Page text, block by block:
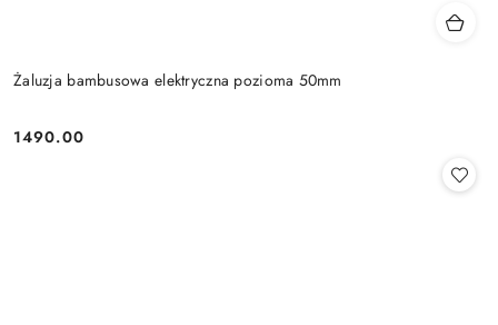
Żaluzja bambusowa elektryczna pozioma 50mm
Cena:
1490.00